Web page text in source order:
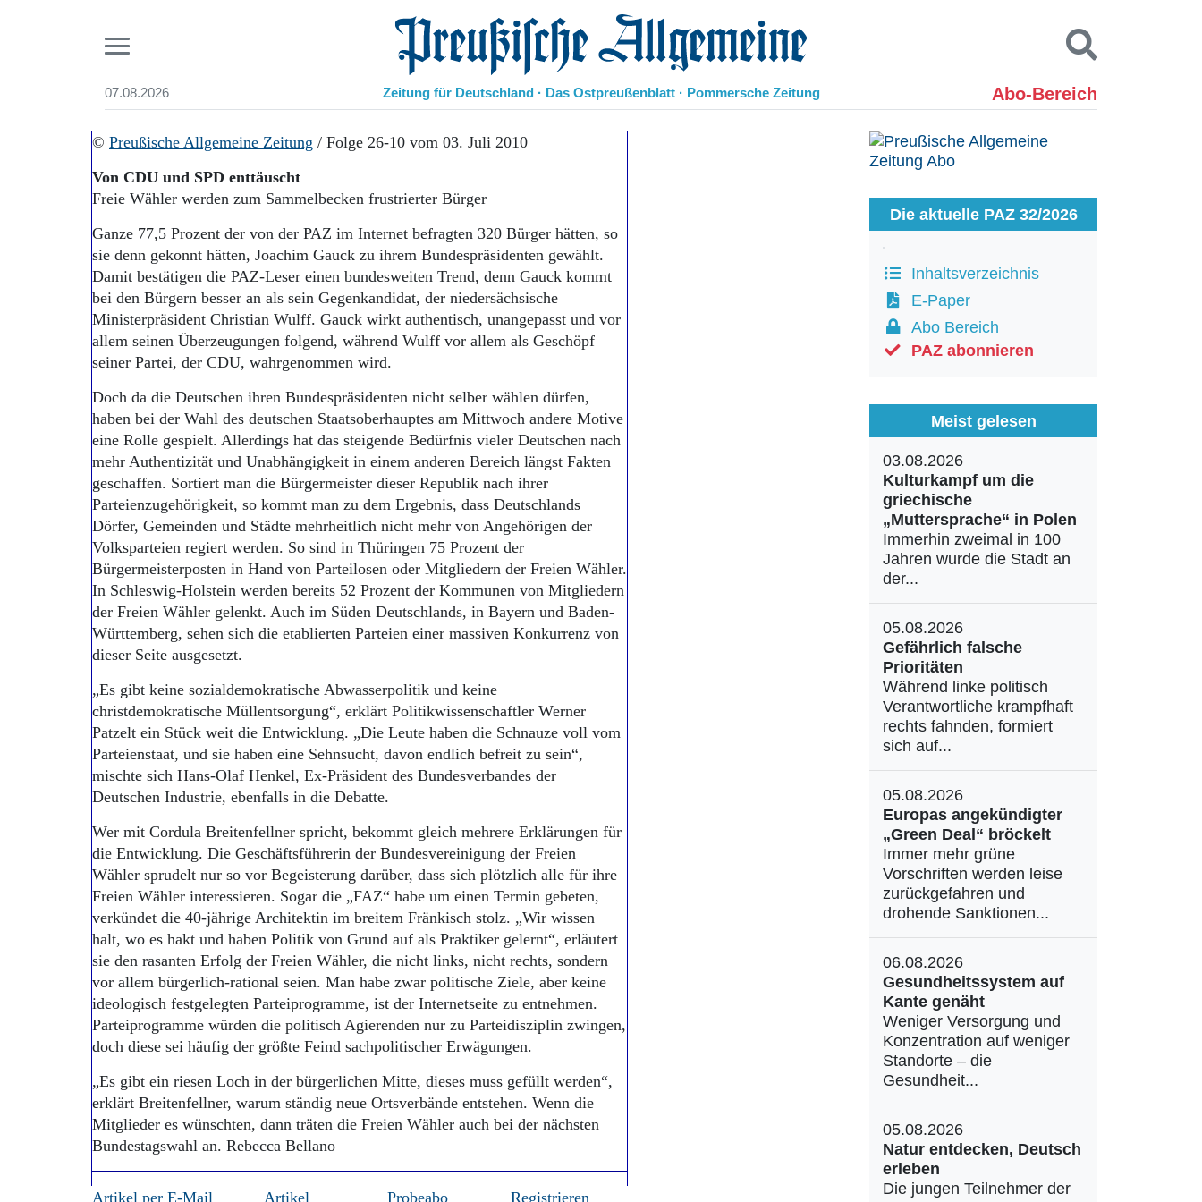
07.08.2026 Preußische Allgemeine Zeitung
Zeitung für Deutschland · Das Ostpreußenblatt · Pommersche Zeitung Abo-Bereich
Start
Aktuelle Ausgabe
Abonnenten-Login
Abo Prämien
Archiv
Mediadaten
Leben
Geschichte
Ostpreußen
Berlin-Brandenburg
Schlesien
Kontakt
Suchen und finden
© Preußische Allgemeine Zeitung / Folge 26-10 vom 03. Juli 2010
Von CDU und SPD enttäuscht
Freie Wähler werden zum Sammelbecken frustrierter Bürger
Ganze 77,5 Prozent der von der PAZ im Internet befragten 320 Bürger hätten, so
sie denn gekonnt hätten, Joachim Gauck zu ihrem Bundespräsidenten gewählt.
Damit bestätigen die PAZ-Leser einen bundesweiten Trend, denn Gauck kommt
bei den Bürgern besser an als sein Gegenkandidat, der niedersächsische
Ministerpräsident Christian Wulff. Gauck wirkt authentisch, unangepasst und vor
allem seinen Überzeugungen folgend, während Wulff vor allem als Geschöpf
seiner Partei, der CDU, wahrgenommen wird.
Doch da die Deutschen ihren Bundespräsidenten nicht selber wählen dürfen,
haben bei der Wahl des deutschen Staatsoberhauptes am Mittwoch andere Motive
eine Rolle gespielt. Allerdings hat das steigende Bedürfnis vieler Deutschen nach
mehr Authentizität und Unabhängigkeit in einem anderen Bereich längst Fakten
geschaffen. Sortiert man die Bürgermeister dieser Republik nach ihrer
Parteienzugehörigkeit, so kommt man zu dem Ergebnis, dass Deutschlands
Dörfer, Gemeinden und Städte mehrheitlich nicht mehr von Angehörigen der
Volksparteien regiert werden. So sind in Thüringen 75 Prozent der
Bürgermeisterposten in Hand von Parteilosen oder Mitgliedern der Freien Wähler.
In Schleswig-Holstein werden bereits 52 Prozent der Kommunen von Mitgliedern
der Freien Wähler gelenkt. Auch im Süden Deutschlands, in Bayern und Baden-
Württemberg, sehen sich die etablierten Parteien einer massiven Konkurrenz von
dieser Seite ausgesetzt.
„Es gibt keine sozialdemokratische Abwasserpolitik und keine
christdemokratische Müllentsorgung“, erklärt Politikwissenschaftler Werner
Patzelt ein Stück weit die Entwicklung. „Die Leute haben die Schnauze voll vom
Parteienstaat, und sie haben eine Sehnsucht, davon endlich befreit zu sein“,
mischte sich Hans-Olaf Henkel, Ex-Präsident des Bundesverbandes der
Deutschen Industrie, ebenfalls in die Debatte.
Wer mit Cordula Breitenfellner spricht, bekommt gleich mehrere Erklärungen für
die Entwicklung. Die Geschäftsführerin der Bundesvereinigung der Freien
Wähler sprudelt nur so vor Begeisterung darüber, dass sich plötzlich alle für ihre
Freien Wähler interessieren. Sogar die „FAZ“ habe um einen Termin gebeten,
verkündet die 40-jährige Architektin im breitem Fränkisch stolz. „Wir wissen
halt, wo es hakt und haben Politik von Grund auf als Praktiker gelernt“, erläutert
sie den rasanten Erfolg der Freien Wähler, die nicht links, nicht rechts, sondern
vor allem bürgerlich-rational seien. Man habe zwar politische Ziele, aber keine
ideologisch festgelegten Parteiprogramme, ist der Internetseite zu entnehmen.
Parteiprogramme würden die politisch Agierenden nur zu Parteidisziplin zwingen,
doch diese sei häufig der größte Feind sachpolitischer Erwägungen.
„Es gibt ein riesen Loch in der bürgerlichen Mitte, dieses muss gefüllt werden“,
erklärt Breitenfellner, warum ständig neue Ortsverbände entstehen. Wenn die
Mitglieder es wünschten, dann träten die Freien Wähler auch bei der nächsten
Bundestagswahl an. Rebecca Bellano
Artikel per E-Mail
Artikel
Probeabo
Registrieren
Die aktuelle PAZ 32/2026
Inhaltsverzeichnis
E-Paper
Abo Bereich
PAZ abonnieren
Meist gelesen
03.08.2026
Kulturkampf um die
griechische
„Muttersprache“ in Polen
Immerhin zweimal in 100
Jahren wurde die Stadt an
der...
05.08.2026
Gefährlich falsche
Prioritäten
Während linke politisch
Verantwortliche krampfhaft
rechts fahnden, formiert
sich auf...
05.08.2026
Europas angekündigter
„Green Deal“ bröckelt
Immer mehr grüne
Vorschriften werden leise
zurückgefahren und
drohende Sanktionen...
06.08.2026
Gesundheitssystem auf
Kante genäht
Weniger Versorgung und
Konzentration auf weniger
Standorte – die
Gesundheit...
05.08.2026
Natur entdecken, Deutsch
erleben
Die jungen Teilnehmer der